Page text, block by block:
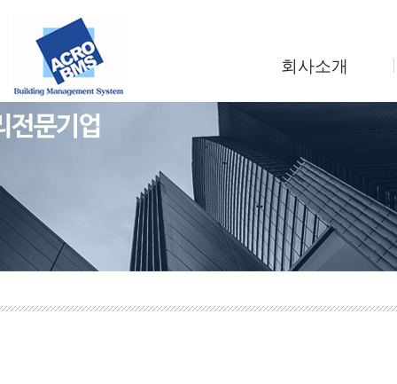
회사소개
조직도
사업소개
찾아오시는길